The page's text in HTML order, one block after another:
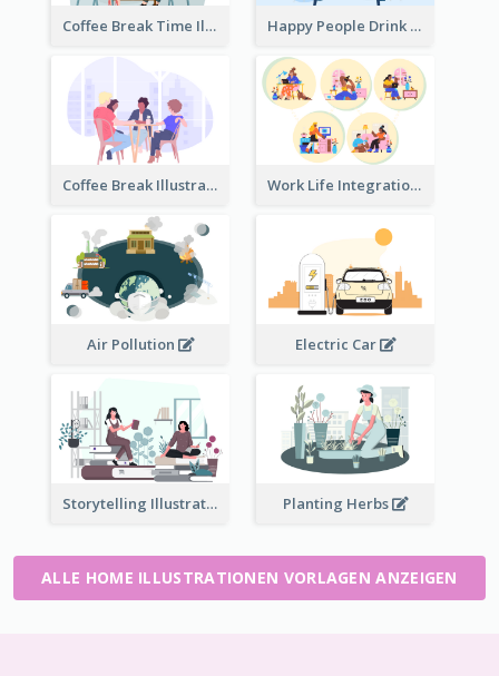
Coffee Break Time Illustration Happy People Drink Coffee Illustration
Coffee Break Illustration Work Life Integration
Air Pollution Electric Car
Storytelling Illustration Planting Herbs
ALLE HOME ILLUSTRATIONEN VORLAGEN ANZEIGEN